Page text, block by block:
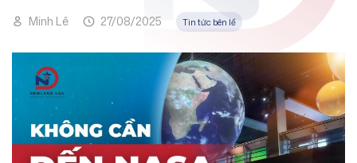
Minh Lê 27/08/2025 Tin tức bên lề